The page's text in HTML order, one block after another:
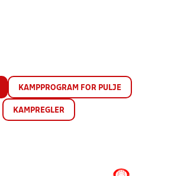
KAMPPROGRAM FOR PULJE
KAMPREGLER